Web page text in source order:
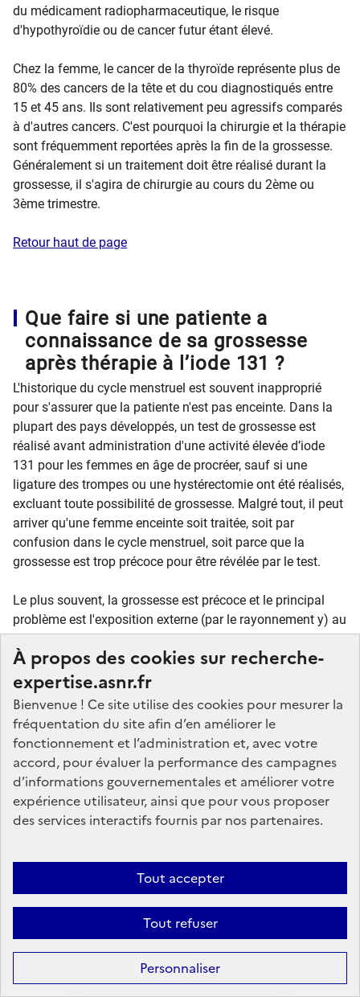
À propos des cookies sur recherche-
expertise.asnr.fr
Bienvenue ! Ce site utilise des cookies pour mesurer la
fréquentation du site afin d’en améliorer le
fonctionnement et l’administration et, avec votre
accord, pour évaluer la performance des campagnes
d’informations gouvernementales et améliorer votre
expérience utilisateur, ainsi que pour vous proposer
des services interactifs fournis par nos partenaires.
Tout accepter
Tout refuser
Personnaliser
du médicament radiopharmaceutique, le risque
d'hypothyroïdie ou de cancer futur étant élevé.
Chez la femme, le cancer de la thyroïde représente plus de
80% des cancers de la tête et du cou diagnostiqués entre
15 et 45 ans. Ils sont relativement peu agressifs comparés
à d'autres cancers. C'est pourquoi la chirurgie et la thérapie
sont fréquemment reportées après la fin de la grossesse.
Généralement si un traitement doit être réalisé durant la
grossesse, il s'agira de chirurgie au cours du 2ème ou
3ème trimestre.
Retour haut de page
Que faire si une patiente a
connaissance de sa grossesse
après thérapie à l’iode 131 ?
L'historique du cycle menstruel est souvent inapproprié
pour s'assurer que la patiente n'est pas enceinte. Dans la
plupart des pays développés, un test de grossesse est
réalisé avant administration d'une activité élevée d’iode
131 pour les femmes en âge de procréer, sauf si une
ligature des trompes ou une hystérectomie ont été réalisés,
excluant toute possibilité de grossesse. Malgré tout, il peut
arriver qu'une femme enceinte soit traitée, soit par
confusion dans le cycle menstruel, soit parce que la
grossesse est trop précoce pour être révélée par le test.
Le plus souvent, la grossesse est précoce et le principal
problème est l'exposition externe (par le rayonnement y) au
corps entier du fœtus liée à la concentration de l'iode dans
la vessie de la mère. Au cours de la grossesse, la dose
corps entier à l'embryon est comprise entre 50 et 100
mGy/GBq administré. Cette dose peut être réduite par une
hydratation abondante de la mère et par des mictions
fréquentes.
Si l'embryon est âgé de plus de 8 semaines (la thyroïde
fœtale est fonctionnelle) et que la grossesse est
découverte dans les 12 h après administration de l'iode, la
prise par la mère de 60 à 130 mg d'iode stable (iodure de
potassium KI) bloquera partiellement le fonctionnement de
delà de 12 h cette solution n'est plus efficace.
Retour haut de page
Existe-t-il un risque pour une